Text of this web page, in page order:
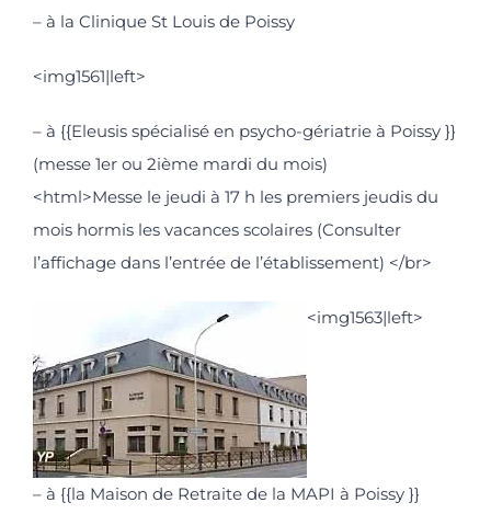
– à la Clinique St Louis de Poissy
<img1561|left>
– à {{Eleusis spécialisé en psycho-gériatrie à Poissy }}
(messe 1er ou 2ième mardi du mois)
<html>Messe le jeudi à 17 h les premiers jeudis du
mois hormis les vacances scolaires (Consulter
l’affichage dans l’entrée de l’établissement) </br>
<img1563|left>
– à {{la Maison de Retraite de la MAPI à Poissy }}